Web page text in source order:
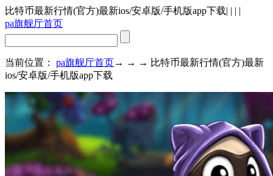
比特币最新行情(官方)最新ios/安卓版/手机版app下载| | | |
pa旗舰厅首页
当前位置： pa旗舰厅首页→ → → 比特币最新行情(官方)最新
ios/安卓版/手机版app下载